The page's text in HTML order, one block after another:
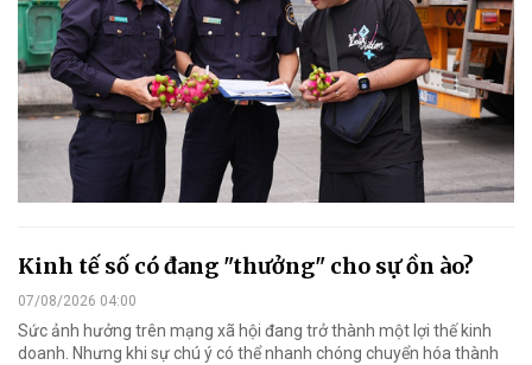
Kinh tế số có đang "thưởng" cho sự ồn ào?
07/08/2026 04:00
Sức ảnh hưởng trên mạng xã hội đang trở thành một lợi thế kinh
doanh. Nhưng khi sự chú ý có thể nhanh chóng chuyển hóa thành